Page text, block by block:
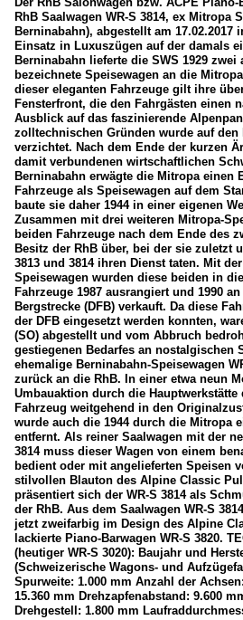
RhB Saalwagen WR-S 3814, ex Mitropa
Berninabahn), abgestellt am 17.02.2017
Einsatz in Luxuszügen auf der damals
Berninabahn lieferte die SWS 1929 zwei
bezeichnete Speisewagen an die
dieser eleganten Fahrzeuge gilt ihre
Fensterfront, die den Fahrgästen einen
Ausblick auf das faszinierende
zolltechnischen Gründen wurde auf den
verzichtet. Nach dem Ende der kurzen
damit verbundenen wirtschaftlichen
Berninabahn erwägte die Mitropa einen
Fahrzeuge als Speisewagen auf dem
baute sie daher 1944 in einer eigenen
Zusammen mit drei weiteren Mitropa-
beiden Fahrzeuge nach dem Ende des
Besitz der RhB über, bei der sie zuletzt
3813 und 3814 ihren Dienst taten. Mit
Speisewagen wurden diese beiden in
Fahrzeuge 1987 ausrangiert und 1990
Bergstrecke (DFB) verkauft. Da diese
der DFB eingesetzt werden konnten,
(SO) abgestellt und vom Abbruch
gestiegenen Bedarfes an nostalgischen
ehemalige Berninabahn-Speisewagen
zurück an die RhB. In einer etwa neun
Umbauaktion durch die Hauptwerkstätte
Fahrzeug weitgehend in den
wurde auch die 1944 durch die Mitropa
entfernt. Als reiner Saalwagen mit der
3814 muss dieser Wagen von einem
bedient oder mit angelieferten Speisen
stilvollen Blauton des Alpine Classic
präsentiert sich der WR-S 3814 als
der RhB. Aus dem Saalwagen WR-S
jetzt zweifarbig im Design des Alpine
lackierte Piano-Barwagen WR-S 3820.
(heutiger WR-S 3020): Baujahr und
(Schweizerische Wagons- und
Spurweite: 1.000 mm Anzahl der
15.360 mm Drehzapfenabstand: 9.600
Drehgestell: 1.800 mm